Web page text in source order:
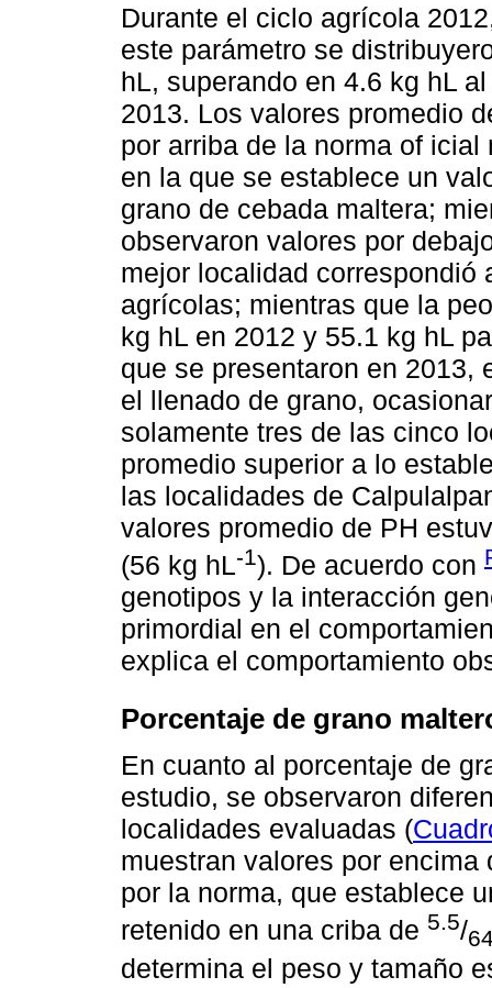
Durante el ciclo agrícola
este parámetro se
hL, superando en 4.6 kg hL
2013. Los valores promedio
por arriba de la norma of
en la que se establece un
grano de cebada maltera;
observaron valores por
mejor localidad correspondió
agrícolas; mientras que la
kg hL en 2012 y 55.1 kg hL
que se presentaron en 2013,
el llenado de grano,
solamente tres de las cinco
promedio superior a lo
las localidades de
valores promedio de PH
(56 kg hL-1). De acuerdo con
genotipos y la interacción
primordial en el
explica el comportamiento
Porcentaje de grano
En cuanto al porcentaje de
estudio, se observaron
localidades evaluadas (
muestran valores por
por la norma, que establece
retenido en una criba de 5.5/
determina el peso y tamaño